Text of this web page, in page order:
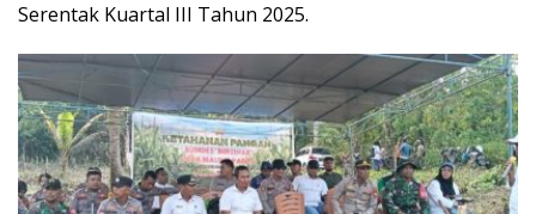
Serentak Kuartal III Tahun 2025.